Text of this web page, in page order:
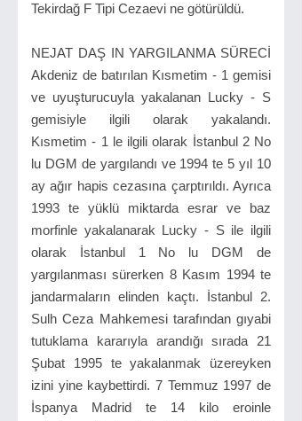
Tekirdağ F Tipi Cezaevi ne götürüldü.
NEJAT DAŞ IN YARGILANMA SÜRECİ
Akdeniz de batırılan Kısmetim - 1 gemisi
ve uyuşturucuyla yakalanan Lucky - S
gemisiyle ilgili olarak yakalandı.
Kısmetim - 1 le ilgili olarak İstanbul 2 No
lu DGM de yargılandı ve 1994 te 5 yıl 10
ay ağır hapis cezasına çarptırıldı. Ayrıca
1993 te yüklü miktarda esrar ve baz
morfinle yakalanarak Lucky - S ile ilgili
olarak İstanbul 1 No lu DGM de
yargılanması sürerken 8 Kasım 1994 te
jandarmaların elinden kaçtı. İstanbul 2.
Sulh Ceza Mahkemesi tarafından gıyabi
tutuklama kararıyla arandığı sırada 21
Şubat 1995 te yakalanmak üzereyken
izini yine kaybettirdi. 7 Temmuz 1997 de
İspanya Madrid te 14 kilo eroinle